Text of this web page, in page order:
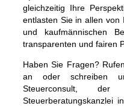
gleichzeitig Ihre
entlasten Sie in allen von
und kaufmännischen
transparenten und fairen
Haben Sie Fragen?
an oder schreiben
Steuerconsult,
Steuerberatungskanzlei